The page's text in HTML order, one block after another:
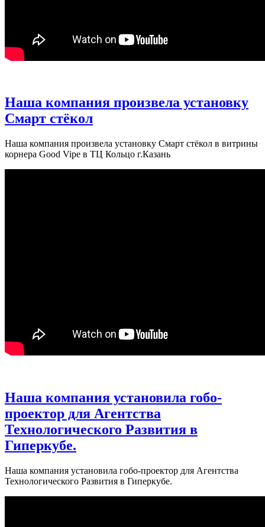
Наша компания произвела установку
Смарт стёкол
Наша компания произвела установку Смарт стёкол в витрины
корнера Good Vipe в ТЦ Кольцо г.Казань
Наша компания установила гобо-
проектор для Агентства
Технологического Развития в
Гиперкубе.
Наша компания установила гобо-проектор для Агентства
Технологического Развития в Гиперкубе.